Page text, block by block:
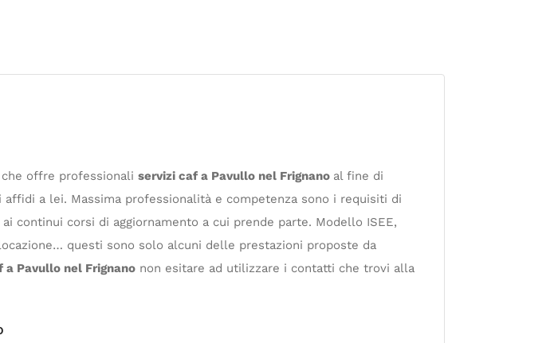
che offre professionali servizi caf a Pavullo nel Frignano al fine di
a lei. Massima professionalità e competenza sono i requisiti di
continui corsi di aggiornamento a cui prende parte. Modello ISEE,
questi sono solo alcuni delle prestazioni proposte da
a Pavullo nel Frignano non esitare ad utilizzare i contatti che trovi alla